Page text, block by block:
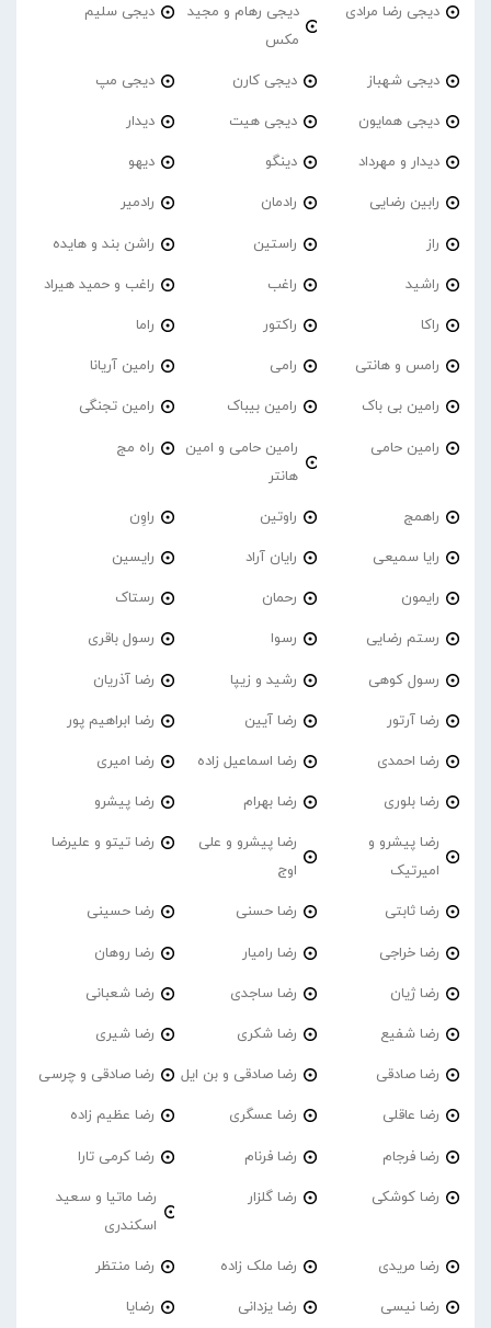
دیجی رضا مرادی
دیجی رهام و مجید
مکس
دیجی سلیم
دیجی شهباز دیجی کارن دیجی مپ
دیجی همایون دیجی هیت دیدار
دیدار و مهرداد دینگو دیهو
رابین رضایی رادمان رادمیر
راز راستین راشن بند و هایده
راشید راغب راغب و حمید هیراد
راکا راکتور راما
رامس و هانتی رامی رامین آریانا
رامین بی باک رامین بیباک رامین تجنگی
رامین حامی
رامین حامی و امین
هانتر
راه مج
راهمج راوتین راوِن
رایا سمیعی رایان آراد رایسین
رایمون رحمان رستاک
رستم رضایی رسوا رسول باقری
رسول کوهی رشید و زیپا رضا آذریان
رضا آرتور رضا آیین رضا ابراهیم پور
رضا احمدی رضا اسماعیل زاده رضا امیری
رضا بلوری رضا بهرام رضا پیشرو
رضا پیشرو و
امیرتیک
رضا پیشرو و علی
اوج
رضا تیتو و علیرضا
رضا ثابتی رضا حسنی رضا حسینی
رضا خراجی رضا رامیار رضا روهان
رضا ژیان رضا ساجدی رضا شعبانی
رضا شفیع رضا شکری رضا شیری
رضا صادقی رضا صادقی و بن ایل رضا صادقی و چرسی
رضا عاقلی رضا عسگری رضا عظیم زاده
رضا فرجام رضا فرنام رضا کرمی تارا
رضا کوشکی رضا گلزار
رضا ماتیا و سعید
اسکندری
رضا مریدی رضا ملک زاده رضا منتظر
رضا نیسی رضا یزدانی رضایا